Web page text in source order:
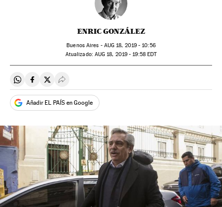
ENRIC GONZÁLEZ
Buenos Aires - AUG 18, 2019 - 10:56
atualizado: AUG 18, 2019 - 19:58EDT
Compartir en Whatsapp
Compartir en Facebook
Compartir en Twitter
Desplegar Redes Sociales
Añadir EL PAÍS en Google